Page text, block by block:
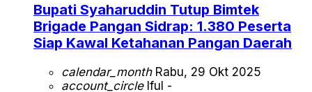
Bupati Syaharuddin Tutup Bimtek
Brigade Pangan Sidrap: 1.380 Peserta
Siap Kawal Ketahanan Pangan Daerah
calendar_monthRabu, 29 Okt 2025
account_circleIful -